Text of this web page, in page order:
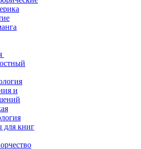
и
для книг